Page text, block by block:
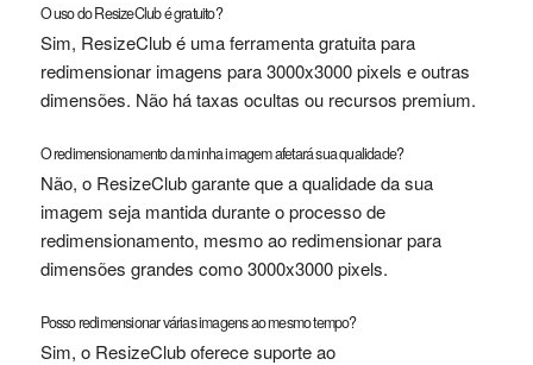
O uso do ResizeClub é gratuito?
Sim, ResizeClub é uma ferramenta gratuita para
redimensionar imagens para 3000x3000 pixels e outras
dimensões. Não há taxas ocultas ou recursos premium.
O redimensionamento da minha imagem afetará sua qualidade?
Não, o ResizeClub garante que a qualidade da sua
imagem seja mantida durante o processo de
redimensionamento, mesmo ao redimensionar para
dimensões grandes como 3000x3000 pixels.
Posso redimensionar várias imagens ao mesmo tempo?
Sim, o ResizeClub oferece suporte ao